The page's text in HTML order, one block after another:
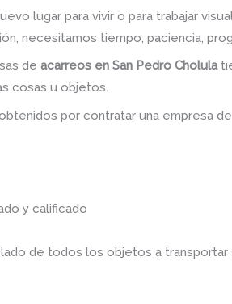
lugar para vivir o para trabajar
necesitamos tiempo, paciencia,
deacarreos en San Pedro Cholula
cosas u objetos.
por contratar una empresa
y calificado
de todos los objetos a transportar